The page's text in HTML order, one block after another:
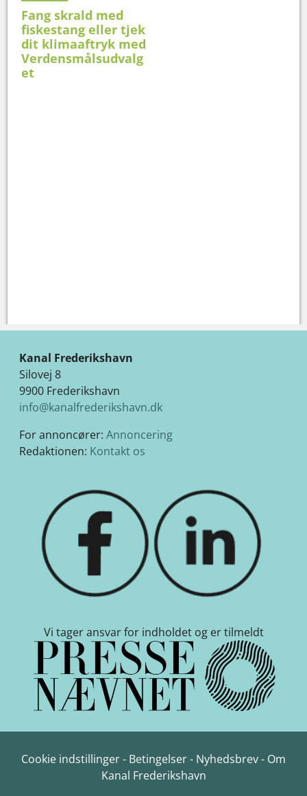
Fang skrald med
fiskestang eller tjek
dit klimaaftryk med
Verdensmålsudvalg
et
Kanal Frederikshavn
Silovej 8
9900 Frederikshavn
info@kanalfrederikshavn.dk
For annoncører: Annoncering
Redaktionen: Kontakt os
Vi tager ansvar for indholdet og er tilmeldt
Cookie indstillinger- Betingelser- Nyhedsbrev- Om
Kanal Frederikshavn